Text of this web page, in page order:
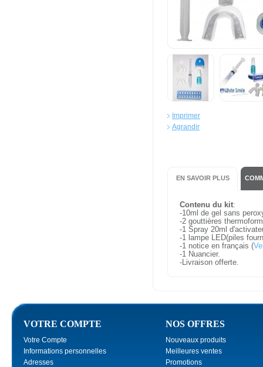
Imprimer
Agrandir
EN SAVOIR PLUS
Contenu du kit:
-10ml de gel sans
-2 gouttières
-1 Spray 20ml
-1 lampe LED(piles
-1 notice en français (
-1 Nuancier.
-Livraison offerte.
VOTRE COMPTE
Votre Compte
Informations personnelles
Adresses
NOS OFFRES
Nouveaux produits
Meilleures ventes
Promotions